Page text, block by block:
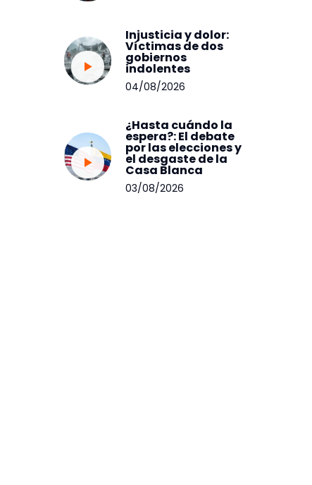
Injusticia y dolor:
Víctimas de dos
gobiernos
indolentes
04/08/2026
¿Hasta cuándo la
espera?: El debate
por las elecciones y
el desgaste de la
Casa Blanca
03/08/2026